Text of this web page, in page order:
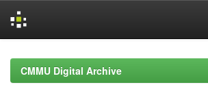
navigationCMMU Digital Archive